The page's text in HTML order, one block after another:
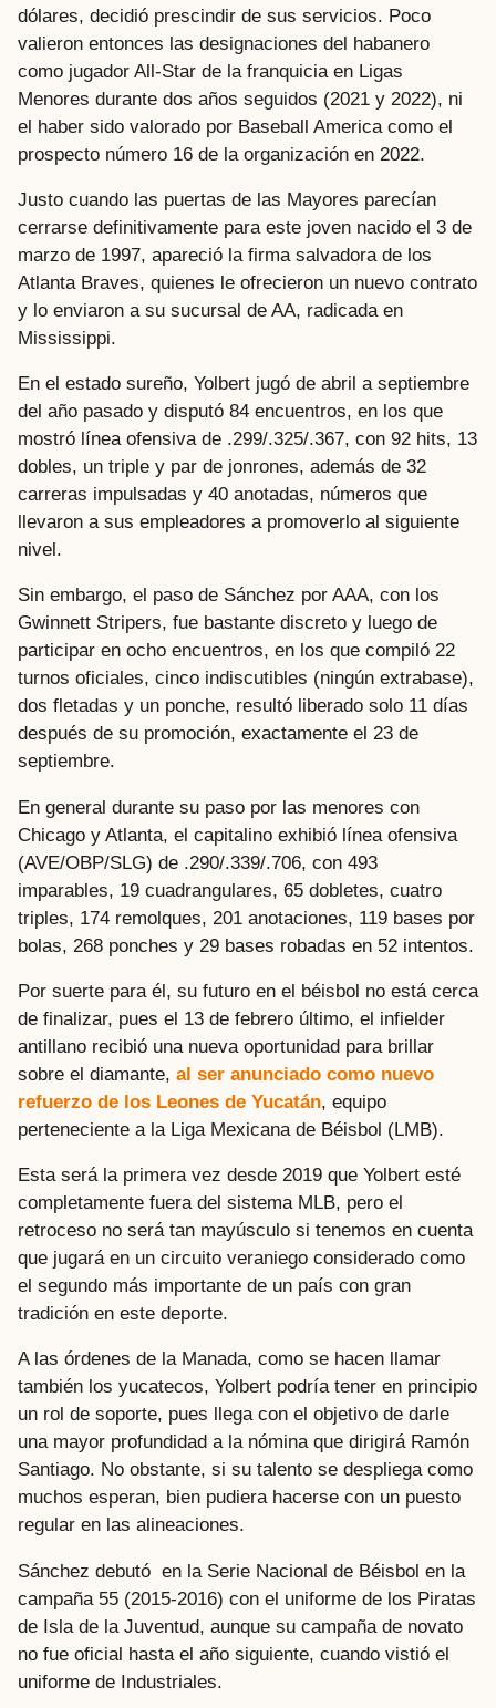
dólares, decidió prescindir de sus servicios. Poco
valieron entonces las designaciones del habanero
como jugador All-Star de la franquicia en Ligas
Menores durante dos años seguidos (2021 y 2022), ni
el haber sido valorado por Baseball America como el
prospecto número 16 de la organización en 2022.
Justo cuando las puertas de las Mayores parecían
cerrarse definitivamente para este joven nacido el 3 de
marzo de 1997, apareció la firma salvadora de los
Atlanta Braves, quienes le ofrecieron un nuevo contrato
y lo enviaron a su sucursal de AA, radicada en
Mississippi.
En el estado sureño, Yolbert jugó de abril a septiembre
del año pasado y disputó 84 encuentros, en los que
mostró línea ofensiva de .299/.325/.367, con 92 hits, 13
dobles, un triple y par de jonrones, además de 32
carreras impulsadas y 40 anotadas, números que
llevaron a sus empleadores a promoverlo al siguiente
nivel.
Sin embargo, el paso de Sánchez por AAA, con los
Gwinnett Stripers, fue bastante discreto y luego de
participar en ocho encuentros, en los que compiló 22
turnos oficiales, cinco indiscutibles (ningún extrabase),
dos fletadas y un ponche, resultó liberado solo 11 días
después de su promoción, exactamente el 23 de
septiembre.
En general durante su paso por las menores con
Chicago y Atlanta, el capitalino exhibió línea ofensiva
(AVE/OBP/SLG) de .290/.339/.706, con 493
imparables, 19 cuadrangulares, 65 dobletes, cuatro
triples, 174 remolques, 201 anotaciones, 119 bases por
bolas, 268 ponches y 29 bases robadas en 52 intentos.
Por suerte para él, su futuro en el béisbol no está cerca
de finalizar, pues el 13 de febrero último, el infielder
antillano recibió una nueva oportunidad para brillar
sobre el diamante, al ser anunciado como nuevo
refuerzo de los Leones de Yucatán, equipo
perteneciente a la Liga Mexicana de Béisbol (LMB).
Esta será la primera vez desde 2019 que Yolbert esté
completamente fuera del sistema MLB, pero el
retroceso no será tan mayúsculo si tenemos en cuenta
que jugará en un circuito veraniego considerado como
el segundo más importante de un país con gran
tradición en este deporte.
A las órdenes de la Manada, como se hacen llamar
también los yucatecos, Yolbert podría tener en principio
un rol de soporte, pues llega con el objetivo de darle
una mayor profundidad a la nómina que dirigirá Ramón
Santiago. No obstante, si su talento se despliega como
muchos esperan, bien pudiera hacerse con un puesto
regular en las alineaciones.
Sánchez debutó en la Serie Nacional de Béisbol en la
campaña 55 (2015-2016) con el uniforme de los Piratas
de Isla de la Juventud, aunque su campaña de novato
no fue oficial hasta el año siguiente, cuando vistió el
uniforme de Industriales.